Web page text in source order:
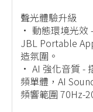
聲光體驗升級
• 動態環境光效
JBL Portable
造氛圍。
• AI 強化音質 -
頻單體，AI
頻響範圍 70Hz-